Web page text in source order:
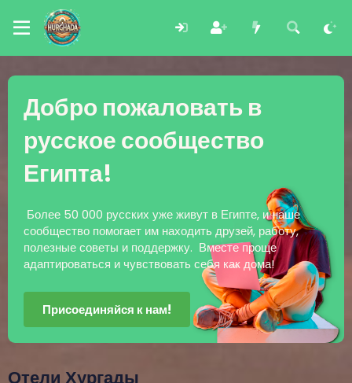
Добро пожаловать в
русское сообщество
Египта!
Более 50 000 русских уже живут в Египте, и наше
сообщество помогает им находить друзей, работу,
полезные советы и поддержку. Вместе проще
адаптироваться и чувствовать себя как дома!
Присоединяйся к нам!
Отели Хургады